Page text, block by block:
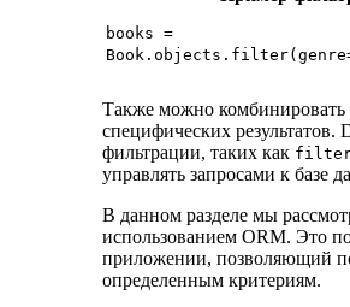
books =
Также можно комбинировать
специфических результатов.
фильтрации, таких как
управлять запросами к базе
В данном разделе мы
использованием ORM. Это
приложении, позволяющий
определенным критериям.